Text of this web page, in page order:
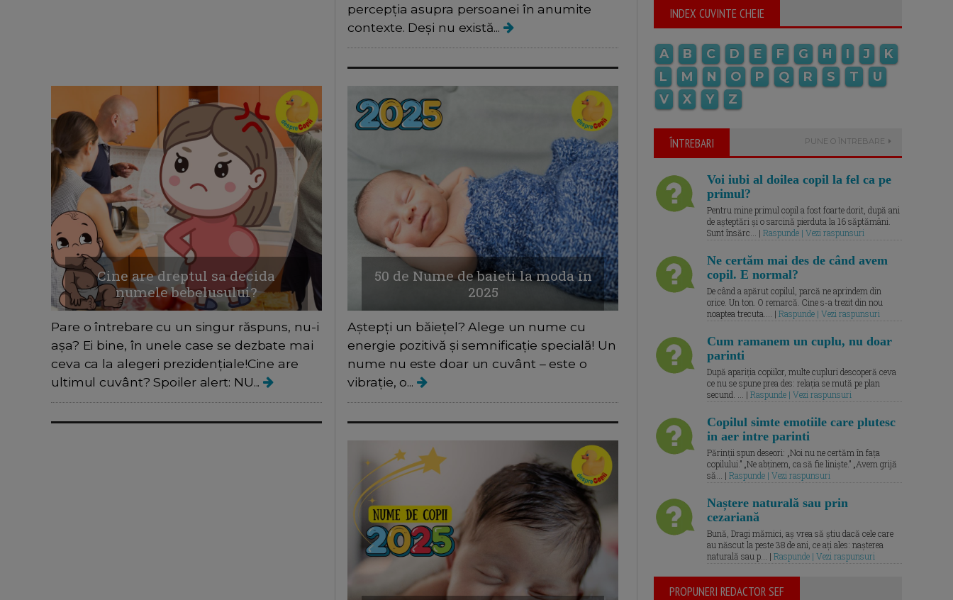
percepția asupra persoanei în anumite
contexte. Deși nu există...
Cine are dreptul sa decida
numele bebelusului?
Pare o întrebare cu un singur răspuns, nu-i
așa? Ei bine, în unele case se dezbate mai
ceva ca la alegeri prezidențiale!Cine are
ultimul cuvânt? Spoiler alert: NU...
50 de Nume de baieti la moda in
2025
Aștepți un băiețel? Alege un nume cu
energie pozitivă și semnificație specială! Un
nume nu este doar un cuvânt – este o
vibrație, o...
INDEX CUVINTE CHEIE
A B C D E F G H I J
K
L
M N O P Q R S T
U
V
X Y Z
ÎNTREBARI PUNE O ÎNTREBARE
Voi iubi al doilea copil la fel ca pe
primul?
Pentru mine primul copil a fost foarte dorit, după ani
de așteptări și o sarcină pierduta la 16 săptămâni.
Sunt însărc... | Raspunde | Vezi raspunsuri
Ne certăm mai des de când avem
copil. E normal?
De când a apărut copilul, parcă ne aprindem din
orice. Un ton. O remarcă. Cine s-a trezit din nou
noaptea trecuta.... | Raspunde | Vezi raspunsuri
Cum ramanem un cuplu, nu doar
parinti
După apariția copiilor, multe cupluri descoperă ceva
ce nu se spune prea des: relația se mută pe plan
secund. ... | Raspunde | Vezi raspunsuri
Copilul simte emotiile care plutesc
in aer intre parinti
Părinții spun deseori: „Noi nu ne certăm în fața
copilului.” „Ne abținem, ca să fie liniște.” „Avem grijă
să... | Raspunde | Vezi raspunsuri
Naștere naturală sau prin
cezariană
Bună, Dragi mămici, aș vrea să știu dacă cele care
au născut la peste 38 de ani, ce ați ales: nașterea
naturală sau p... | Raspunde | Vezi raspunsuri
PROPUNERI REDACTOR SEF